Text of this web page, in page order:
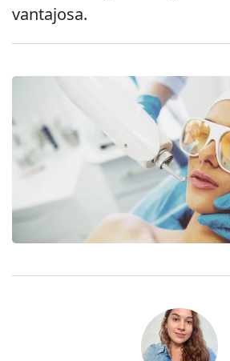
vantajosa.